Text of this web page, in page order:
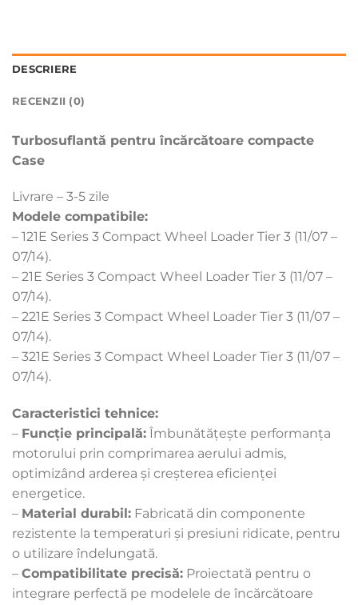
DESCRIERE
RECENZII (0)
Turbosuflantă pentru încărcătoare compacte
Case
Livrare – 3-5 zile
Modele compatibile:
– 121E Series 3 Compact Wheel Loader Tier 3 (11/07 –
07/14).
– 21E Series 3 Compact Wheel Loader Tier 3 (11/07 –
07/14).
– 221E Series 3 Compact Wheel Loader Tier 3 (11/07 –
07/14).
– 321E Series 3 Compact Wheel Loader Tier 3 (11/07 –
07/14).
Caracteristici tehnice:
– Funcție principală: Îmbunătățește performanța
motorului prin comprimarea aerului admis,
optimizând arderea și creșterea eficienței
energetice.
– Material durabil: Fabricată din componente
rezistente la temperaturi și presiuni ridicate, pentru
o utilizare îndelungată.
– Compatibilitate precisă: Proiectată pentru o
integrare perfectă pe modelele de încărcătoare